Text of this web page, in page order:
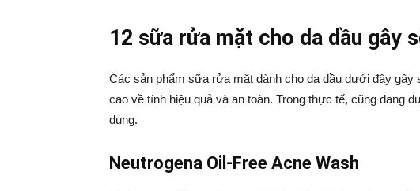
12 sữa rửa mặt cho da dầu gây
Các sản phẩm sữa rửa mặt dành cho da dầu dưới đây
cao về tính hiệu quả và an toàn. Trong thực tế, cũng đang
dụng.
Neutrogena Oil-Free Acne Wash